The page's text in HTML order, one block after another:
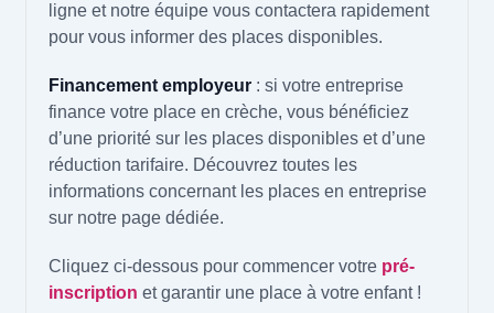
ligne et notre équipe vous contactera rapidement
pour vous informer des places disponibles.
Financement employeur: si votre entreprise
finance votre place en crèche, vous bénéficiez
d’une priorité sur les places disponibles et d’une
réduction tarifaire. Découvrez toutes les
informations concernant les places en entreprise
sur notre page dédiée.
Cliquez ci-dessous pour commencer votrepré-
inscription et garantir une place à votre enfant !